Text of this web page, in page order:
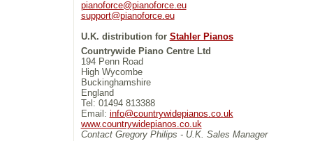
pianoforce@pianoforce.eu
support@pianoforce.eu
U.K. distribution for Stahler Pianos
Countrywide Piano Centre Ltd
194 Penn Road
High Wycombe
Buckinghamshire
England
Tel: 01494 813388
Email: info@countrywidepianos.co.uk
www.countrywidepianos.co.uk
Contact Gregory Philips - U.K. Sales Manager